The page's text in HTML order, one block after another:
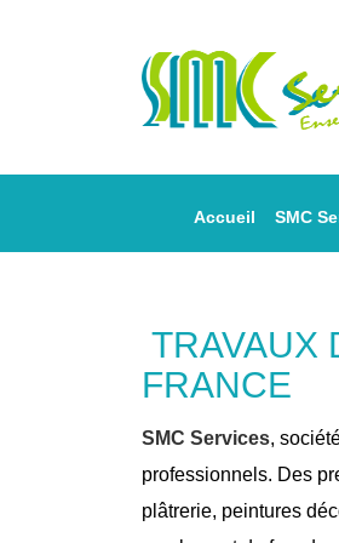
Accueil SMC
TRAVAUX
FRANCE
SMC Services,
professionnels. Des
plâtrerie, peintures